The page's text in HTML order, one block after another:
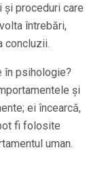
proceduri care
întrebări,
concluzii.
în psihologie?
și
ei încearcă,
fi folosite
uman.